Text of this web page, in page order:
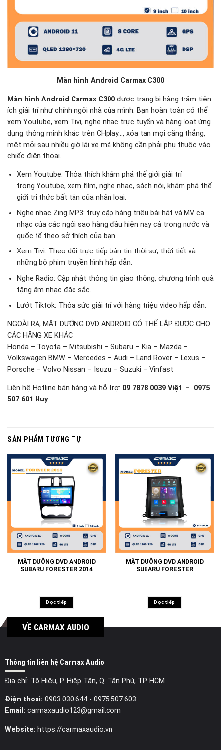
Màn hình Android Carmax C300
Màn hình Android Carmax C300 được trang bị hàng trăm tiện
ích giải trí như chính ngôi nhà của mình. Bạn hoàn toàn có thể
xem Youtube, xem Tivi, nghe nhạc trực tuyến và hàng loạt ứng
dụng thông minh khác trên CHplay…, xóa tan mọi căng thẳng,
mệt mỏi sau nhiều giờ lái xe mà không cần phải phụ thuộc vào
chiếc điện thoại.
Xem Youtube: Thỏa thích khám phá thế giới giải trí
trong Youtube, xem film, nghe nhạc, sách nói, khám phá thế
giới tri thức bất tận của nhân loại.
Nghe nhạc Zing MP3: truy cập hàng triệu bài hát và MV ca
nhạc của các ngôi sao hàng đầu hiện nay cả trong nước và
quốc tế theo sở thích của bạn.
Xem Tivi: Theo dõi trực tiếp bản tin thời sự, thời tiết và
những bộ phim truyền hình hấp dẫn.
Nghe Radio: Cập nhật thông tin giao thông, chương trình quà
tặng âm nhạc đặc sắc.
Lướt Tiktok: Thỏa sức giải trí với hàng triệu video hấp dẫn.
NGOÀI RA, MẶT DƯỠNG DVD ANDROID CÓ THỂ LẮP ĐƯỢC CHO
CÁC HÃNG XE KHÁC
Honda – Toyota – Mitsubishi – Subaru – Kia – Mazda –
Volkswagen BMW – Mercedes – Audi – Land Rover – Lexus –
Porsche – Volvo Nissan – Isuzu – Suzuki – Vinfast
Liên hệ Hotline bán hàng và hỗ trợ: 09 7878 0039 Việt – 0975
507 601 Huy
SẢN PHẨM TƯƠNG TỰ
MẶT DƯỠNG DVD ANDROID
SUBARU FORESTER 2014
Đọc tiếp
MẶT DƯỠNG DVD ANDROID
SUBARU FORESTER
Đọc tiếp
VỀ CARMAX AUDIO
Thông tin liên hệ Carmax Audio
Địa chỉ: Tô Hiệu, P. Hiệp Tân, Q. Tân Phú, TP. HCM
Điện thoại: 0903.030.644- 0975.507.603
Email: carmaxaudio123@gmail.com
Website: https://carmaxaudio.vn